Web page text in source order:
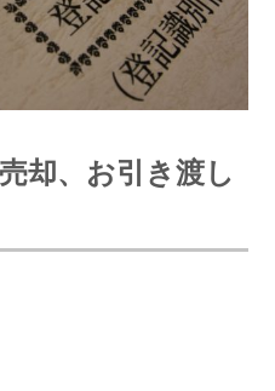
却、お引き渡し